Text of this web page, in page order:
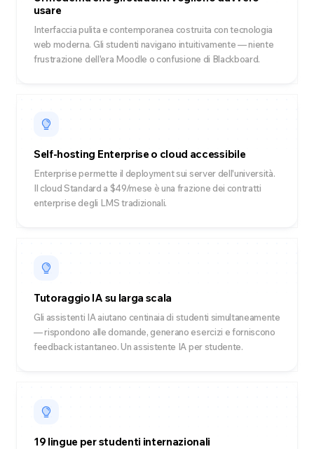
usare
Interfaccia pulita e contemporanea costruita con tecnologia
web moderna. Gli studenti navigano intuitivamente — niente
frustrazione dell'era Moodle o confusione di Blackboard.
Self-hosting Enterprise o cloud accessibile
Enterprise permette il deployment sui server dell'università.
Il cloud Standard a $49/mese è una frazione dei contratti
enterprise degli LMS tradizionali.
Tutoraggio IA su larga scala
Gli assistenti IA aiutano centinaia di studenti simultaneamente
— rispondono alle domande, generano esercizi e forniscono
feedback istantaneo. Un assistente IA per studente.
19 lingue per studenti internazionali